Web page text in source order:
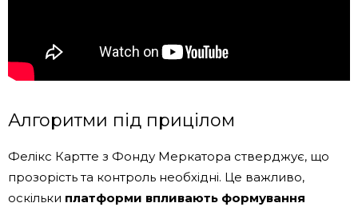
Алгоритми під прицілом
Фелікс Картте з Фонду Меркатора стверджує, що
прозорість та контроль необхідні. Це важливо,
оскільки платформи впливають формування